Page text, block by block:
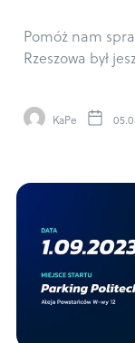
Pomóż nam
Rzeszowa był
KaPe